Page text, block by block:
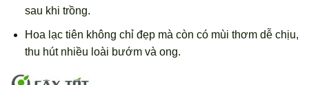
sau khi trồng.
Hoa lạc tiên không chỉ đẹp mà còn có mùi thơm dễ chịu,
thu hút nhiều loài bướm và ong.